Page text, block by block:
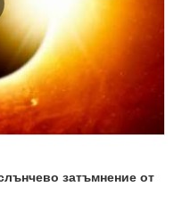
затъмнение от